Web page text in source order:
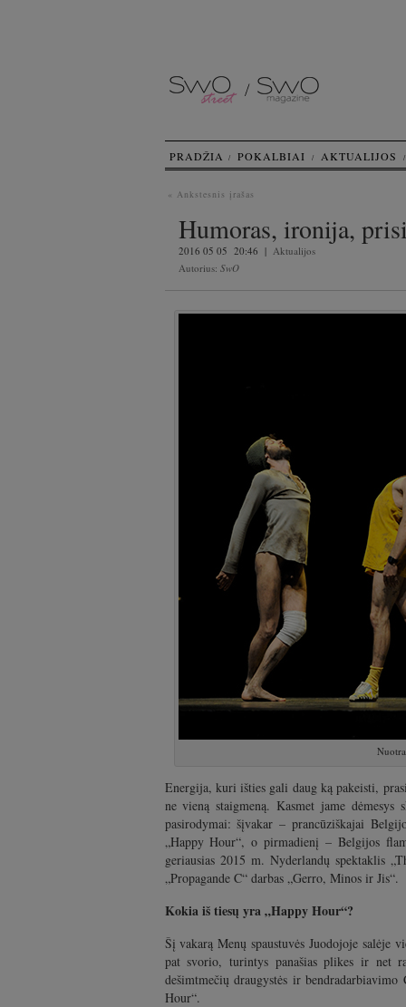
« Ankstesnis įrašas
Humoras, ironija,
2016 05 05 20:46 | Aktualijos
Autorius: SwO
Energija, kuri išties gali daug ką pakeisti,
ne vieną staigmeną. Kasmet jame
pasirodymai: šįvakar – prancūziškajai
„Happy Hour“, o pirmadienį – Belgijos
geriausias 2015 m. Nyderlandų spektaklis
„Propagande C“ darbas „Gerro, Minos ir Jis“.
Kokia iš tiesų yra „Happy Hour“?
Šį vakarą Menų spaustuvės Juodojoje salėje
pat svorio, turintys panašias plikes ir net
dešimtmečių draugystės ir
Hour“.
PRADŽIA POKALBIAI AKTUALIJOS